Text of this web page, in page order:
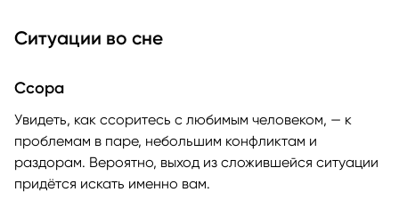
Ситуации во сне
Ссора
Увидеть, как ссоритесь с любимым человеком, — к
проблемам в паре, небольшим конфликтам и
раздорам. Вероятно, выход из сложившейся ситуации
придётся искать именно вам.